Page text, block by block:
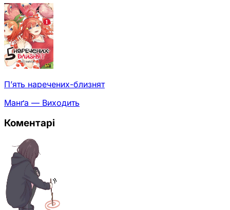
П’ять наречених-близнят
Манґа — Виходить
Коментарі